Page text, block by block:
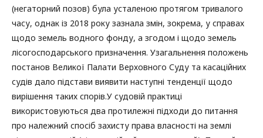
(негаторний позов) була усталеною протягом тривалого
часу, однак із 2018 року зазнала змін, зокрема, у справах
щодо земель водного фонду, а згодом і щодо земель
лісогосподарського призначення. Узагальнення положень
постанов Великої Палати Верховного Суду та касаційних
судів дало підстави виявити наступні тенденції щодо
вирішення таких спорів.У судовій практиці
використовуються два протилежні підходи до питання
про належний спосіб захисту права власності на землі